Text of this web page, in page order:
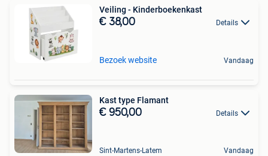
Veiling - Kinderboekenkast
€ 38,00 Details
Bezoek website Vandaag
Kast type Flamant
€ 950,00 Details
Sint-Martens-Latem Vandaag